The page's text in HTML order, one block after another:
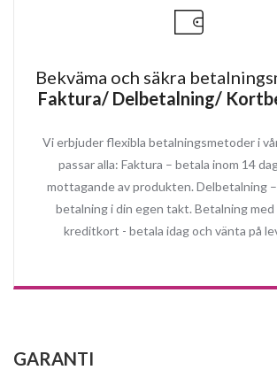
Bekväma och säkra
Faktura/ Delbetalning/
Vi erbjuder flexibla betalningsmetoder i
passar alla: Faktura – betala inom 14
mottagande av produkten. Delbetalning
betalning i din egen takt. Betalning
kreditkort - betala idag och vänta på
GARANTI